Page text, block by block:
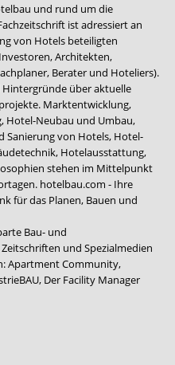
und rund um die
ist adressiert an
von Hotels beteiligten
Architekten,
Berater und Hoteliers).
über aktuelle
Marktentwicklung,
Hotel-Neubau und Umbau,
Sanierung von Hotels, Hotel-
Hotelausstattung,
stehen im Mittelpunkt
hotelbau.com - Ihre
für das Planen, Bauen und
Bau- und
und Spezialmedien
Apartment Community,
, Der Facility Manager